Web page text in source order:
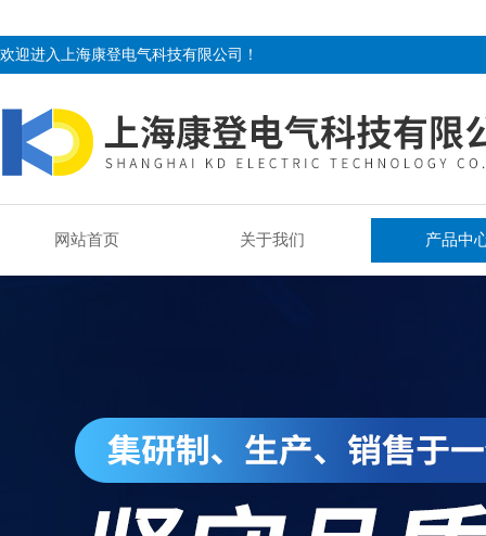
欢迎进入上海康登电气科技有限公司！
网站首页 关于我们 产品中